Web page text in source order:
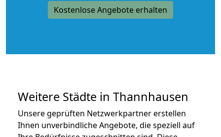
Kostenlose Angebote erhalten
Weitere Städte in Thannhausen
Unsere geprüften Netzwerkpartner erstellen
Ihnen unverbindliche Angebote, die speziell auf